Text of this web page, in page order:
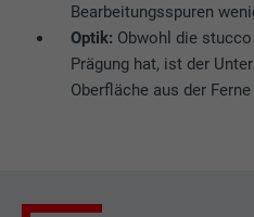
Bearbeitungsspuren
Optik: Obwohl die
Prägung hat, ist der
Oberfläche aus der